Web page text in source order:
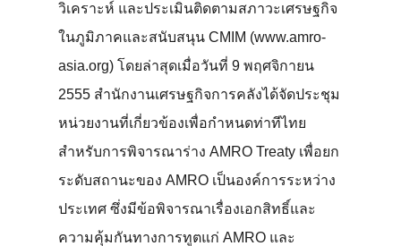
วิเคราะห์ และประเมินติดตามสภาวะเศรษฐกิจ
ในภูมิภาคและสนับสนุน CMIM (www.amro-
asia.org) โดยล่าสุดเมื่อวันที่ 9 พฤศจิกายน
2555 สำนักงานเศรษฐกิจการคลังได้จัดประชุม
หน่วยงานที่เกี่ยวข้องเพื่อกำหนดท่าทีไทย
สำหรับการพิจารณาร่าง AMRO Treaty เพื่อยก
ระดับสถานะของ AMRO เป็นองค์การระหว่าง
ประเทศ ซึ่งมีข้อพิจารณาเรื่องเอกสิทธิ์และ
ความคุ้มกันทางการทูตแก่ AMRO และ